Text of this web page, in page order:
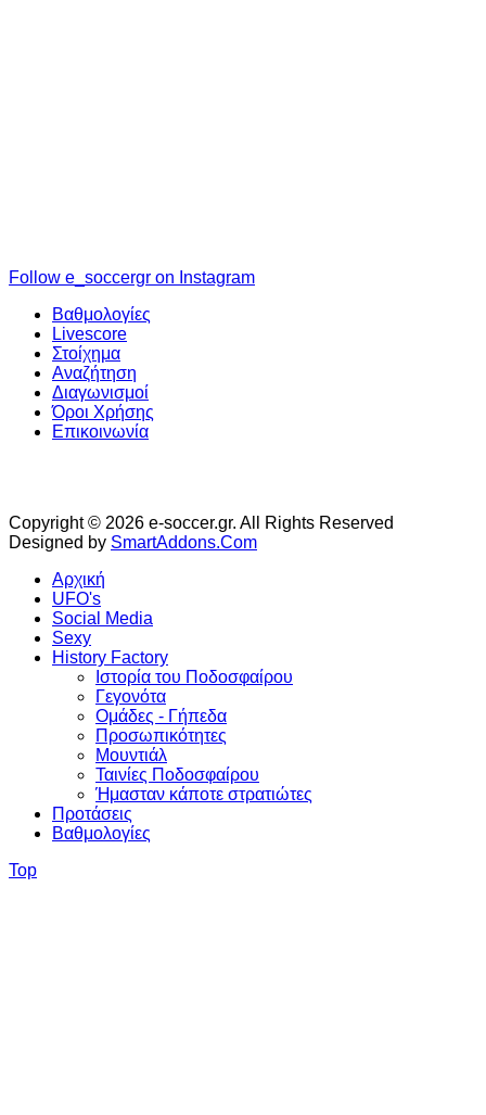
Follow e_soccergr on Instagram
Βαθμολογίες
Livescore
Στοίχημα
Αναζήτηση
Διαγωνισμοί
Όροι Χρήσης
Επικοινωνία
Copyright © 2026 e-soccer.gr. All Rights Reserved
Designed by SmartAddons.Com
Αρχική
UFO's
Social Media
Sexy
History Factory
Ιστορία του Ποδοσφαίρου
Γεγονότα
Ομάδες - Γήπεδα
Προσωπικότητες
Μουντιάλ
Ταινίες Ποδοσφαίρου
Ήμασταν κάποτε στρατιώτες
Προτάσεις
Βαθμολογίες
Top